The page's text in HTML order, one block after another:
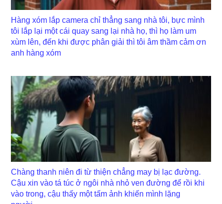
Hàng xóm lắp camera chỉ thẳng sang nhà tôi, bực mình
tôi lắp lại một cái quay sang lại nhà họ, thì họ làm um
xùm lên, đến khi được phân giải thì tôi âm thầm cảm ơn
anh hàng xóm
Chàng thanh niên đi từ thiện chẳng may bị lạc đường.
Cậu xin vào tá túc ở ngôi nhà nhỏ ven đường để rồi khi
vào trong, cậu thấy một tấm ảnh khiến mình lặng